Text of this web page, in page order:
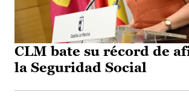
CLM bate su récord de
la Seguridad Social